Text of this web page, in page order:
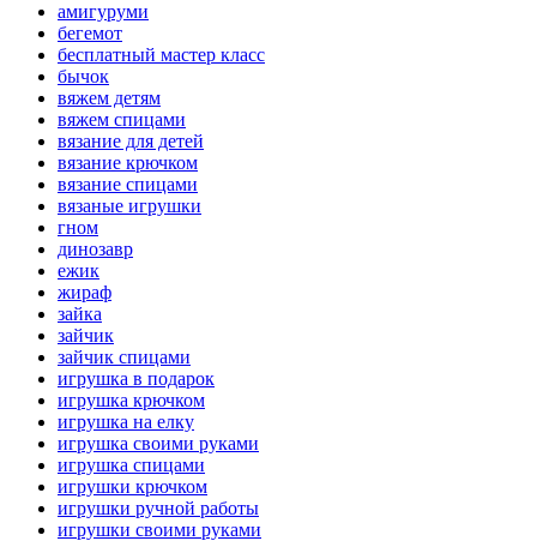
амигуруми
бегемот
бесплатный мастер класс
бычок
вяжем детям
вяжем спицами
вязание для детей
вязание крючком
вязание спицами
вязаные игрушки
гном
динозавр
ежик
жираф
зайка
зайчик
зайчик спицами
игрушка в подарок
игрушка крючком
игрушка на елку
игрушка своими руками
игрушка спицами
игрушки крючком
игрушки ручной работы
игрушки своими руками